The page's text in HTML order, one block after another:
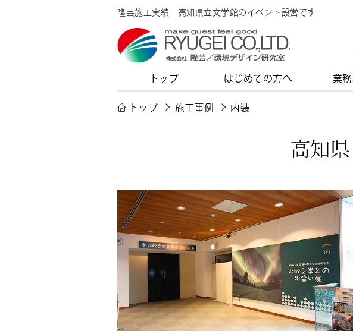
隆芸施工実績 高知県立文学館のイベント設営です
トップ はじめての方へ 業
トップ 施工事例 内装
高知